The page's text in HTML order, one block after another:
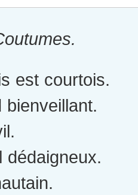
est courtois.
bienveillant.
dédaigneux.